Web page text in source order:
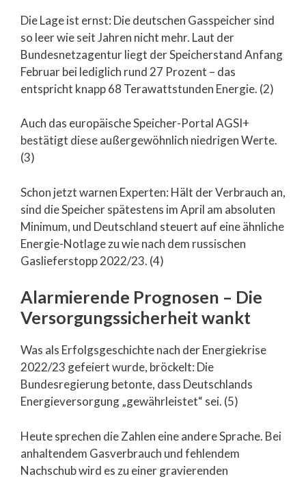
Die Lage ist ernst: Die deutschen Gasspeicher sind
so leer wie seit Jahren nicht mehr. Laut der
Bundesnetzagentur liegt der Speicherstand Anfang
Februar bei lediglich rund 27 Prozent – das
entspricht knapp 68 Terawattstunden Energie. (2)
Auch das europäische Speicher-Portal AGSI+
bestätigt diese außergewöhnlich niedrigen Werte.
(3)
Schon jetzt warnen Experten: Hält der Verbrauch an,
sind die Speicher spätestens im April am absoluten
Minimum, und Deutschland steuert auf eine ähnliche
Energie-Notlage zu wie nach dem russischen
Gaslieferstopp 2022/23. (4)
Alarmierende Prognosen – Die
Versorgungssicherheit wankt
Was als Erfolgsgeschichte nach der Energiekrise
2022/23 gefeiert wurde, bröckelt: Die
Bundesregierung betonte, dass Deutschlands
Energieversorgung „gewährleistet“ sei. (5)
Heute sprechen die Zahlen eine andere Sprache. Bei
anhaltendem Gasverbrauch und fehlendem
Nachschub wird es zu einer gravierenden